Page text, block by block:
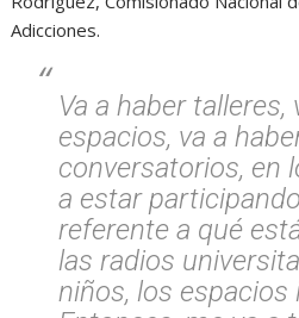
Adicciones.
Va a haber talleres,
espacios, va a
conversatorios, en
a estar
referente a qué
las radios
niños, los espacios